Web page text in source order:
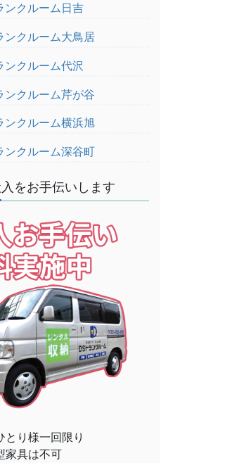
ンクルーム日吉
ンクルーム大鳥居
ンクルーム代沢
ンクルーム芹が谷
ンクルーム横浜旭
ンクルーム深谷町
をお手伝いします
り様一回限り
家具は不可